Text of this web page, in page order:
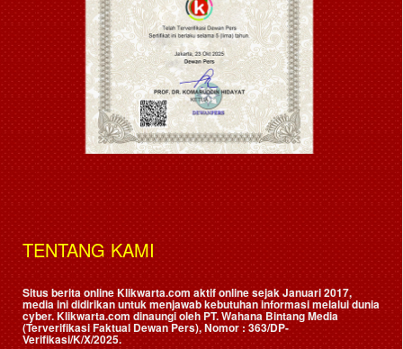
TENTANG KAMI
Situs berita online Klikwarta.com aktif online sejak Januari 2017,
media ini didirikan untuk menjawab kebutuhan informasi melalui dunia
cyber. Klikwarta.com dinaungi oleh PT. Wahana Bintang Media
(Terverifikasi Faktual Dewan Pers), Nomor : 363/DP-
Verifikasi/K/X/2025.